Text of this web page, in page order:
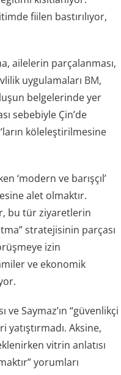
fiilen bastırılıyor,
ailelerin parçalanması,
uygulamaları BM,
belgelerinde yer
sebebiyle Çin’de
köleleştirilmesine
‘modern ve barışçıl’
alet olmaktır.
bu tür ziyaretlerin
stratejisinin parçası
izin
ve ekonomik
ve Saymaz’ın “güvenlikçi
Aksine,
vitrin anlatısı
yorumları